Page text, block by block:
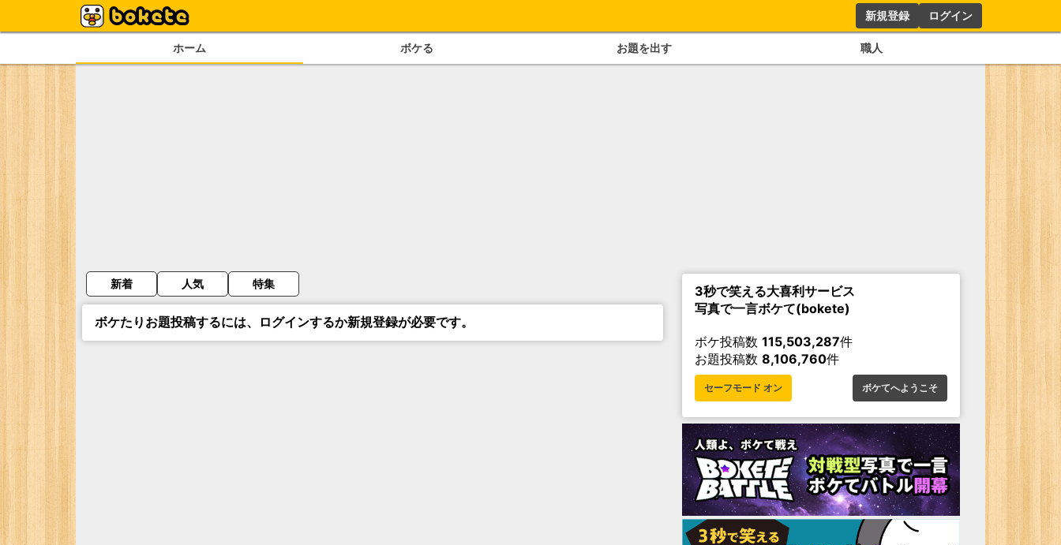
新規登録 ログイン
ホーム ボケる お題を出す 職人
新着 人気 特集
ボケたりお題投稿するには、ログインするか新規登録が必要です。
3秒で笑える大喜利サービス
写真で一言ボケて(bokete)
ボケ投稿数 115,503,287件
お題投稿数 8,106,760件
セーフモード オン ボケてへようこそ